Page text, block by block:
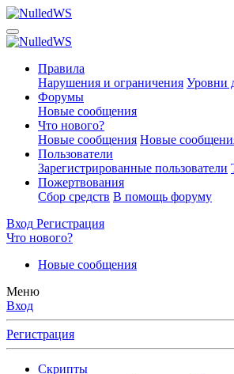
Правила
Нарушения и ограничения Уровни
Форумы
Новые сообщения
Что нового?
Новые сообщения Новые
Пользователи
Зарегистрированные пользователи
Пожертвования
Сбор средств В помощь форуму
Вход Регистрация
Что нового?
Новые сообщения
Меню
Вход
Регистрация
Скрипты